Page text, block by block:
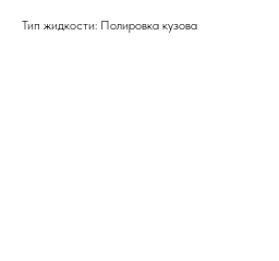
Тип жидкости: Полировка кузова